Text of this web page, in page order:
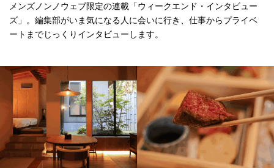
メンズノンノウェブ限定の連載「ウィークエンド・インタビュー
ズ」。編集部がいま気になる人に会いに行き、仕事からプライベ
ートまでじっくりインタビューします。